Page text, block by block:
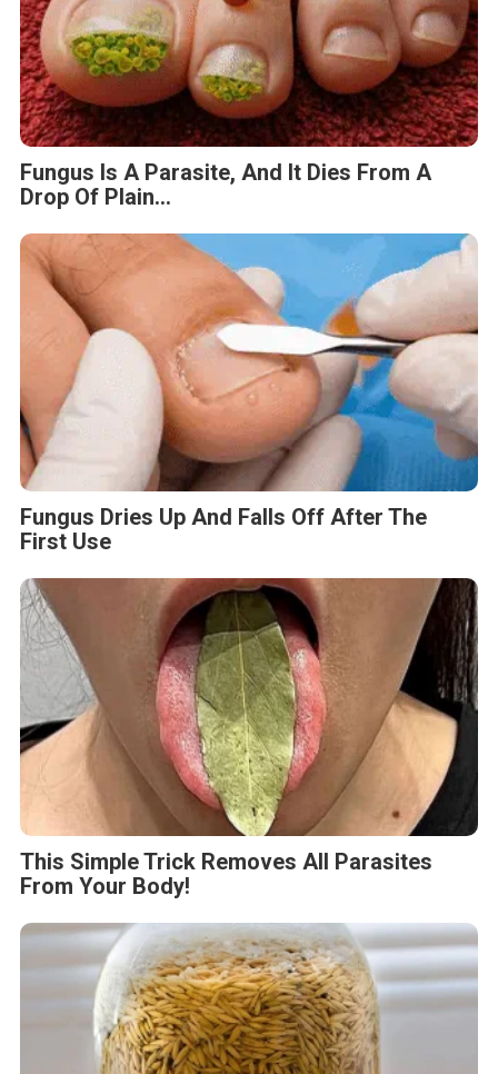
Fungus Is A Parasite, And It Dies From A
Drop Of Plain...
Fungus Dries Up And Falls Off After The
First Use
This Simple Trick Removes All Parasites
From Your Body!